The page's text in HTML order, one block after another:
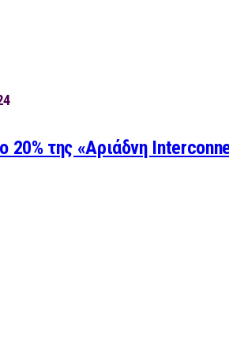
20% της «Αριάδνη